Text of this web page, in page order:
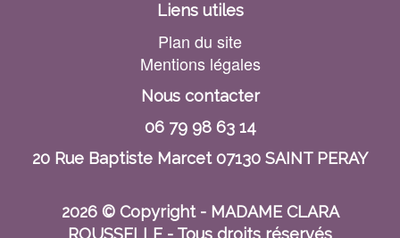
Liens utiles
Plan du site
Mentions légales
Nous contacter
06 79 98 63 14
20 Rue Baptiste Marcet 07130 SAINT PERAY
2026 © Copyright - MADAME CLARA